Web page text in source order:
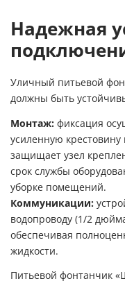
Надежная
Уличный питьевой
должны быть
Монтаж: фиксация
усиленную
защищает узел
срок службы
уборке помещений.
Коммуникации:
водопроводу (1/2
обеспечивая
жидкости.
Питьевой фонтанчик